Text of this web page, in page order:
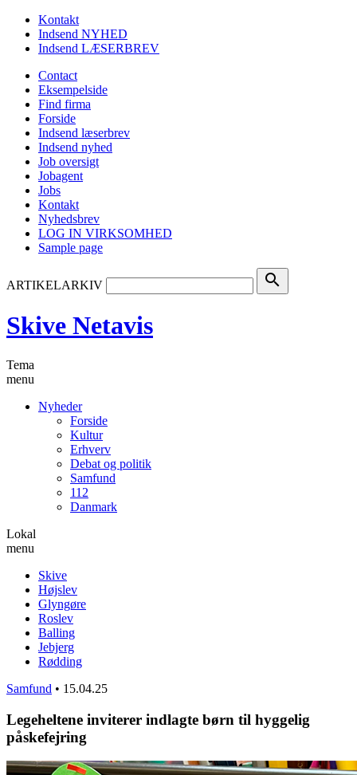
Kontakt
Indsend NYHED
Indsend LÆSERBREV
Contact
Eksempelside
Find firma
Forside
Indsend læserbrev
Indsend nyhed
Job oversigt
Jobagent
Jobs
Kontakt
Nyhedsbrev
LOG IN VIRKSOMHED
Sample page
ARTIKELARKIV search
Skive Netavis
Tema
menu
Nyheder
Forside
Kultur
Erhverv
Debat og politik
Samfund
112
Danmark
Lokal
menu
Skive
Højslev
Glyngøre
Roslev
Balling
Jebjerg
Rødding
Samfund • 15.04.25
Legeheltene inviterer indlagte børn til hyggelig
påskefejring